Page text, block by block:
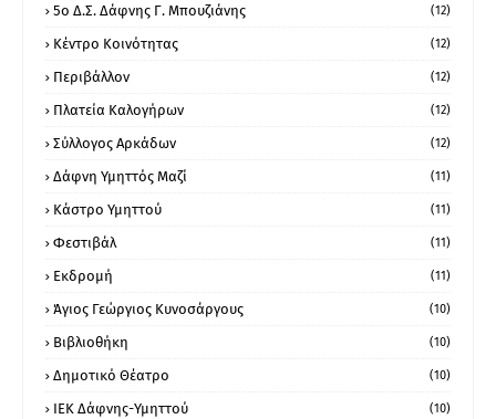
5ο Δ.Σ. Δάφνης Γ. Μπουζιάνης (12)
Κέντρο Κοινότητας (12)
Περιβάλλον (12)
Πλατεία Καλογήρων (12)
Σύλλογος Αρκάδων (12)
Δάφνη Υμηττός Μαζί (11)
Κάστρο Υμηττού (11)
Φεστιβάλ (11)
Εκδρομή (11)
Άγιος Γεώργιος Κυνοσάργους (10)
Βιβλιοθήκη (10)
Δημοτικό Θέατρο (10)
ΙΕΚ Δάφνης-Υμηττού (10)